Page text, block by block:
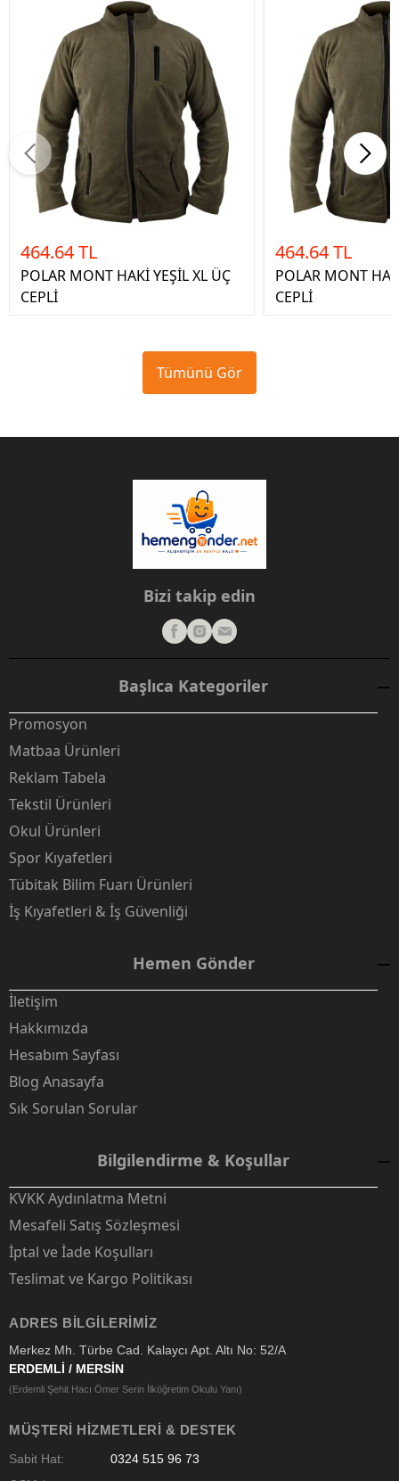
464.64 TL
POLAR MONT HAKİ YEŞİL XL ÜÇ
CEPLİ
464.64 TL
POLAR MONT
CEPLİ
Tümünü Gör
Bizi takip edin
Başlıca Kategoriler
Promosyon
Matbaa Ürünleri
Reklam Tabela
Tekstil Ürünleri
Okul Ürünleri
Spor Kıyafetleri
Tübitak Bilim Fuarı Ürünleri
İş Kıyafetleri & İş Güvenliği
Hemen Gönder
İletişim
Hakkımızda
Hesabım Sayfası
Blog Anasayfa
Sık Sorulan Sorular
Bilgilendirme & Koşullar
KVKK Aydınlatma Metni
Mesafeli Satış Sözleşmesi
İptal ve İade Koşulları
Teslimat ve Kargo Politikası
ADRES BILGILERIMIZ
Merkez Mh. Türbe Cad. Kalaycı Apt. Altı No: 52/A
ERDEMLİ / MERSİN
(Erdemli Şehit Hacı Ömer Serin İlköğretim Okulu Yanı)
MÜŞTERI HIZMETLERI & DESTEK
Sabit Hat:
0324 515 96 73